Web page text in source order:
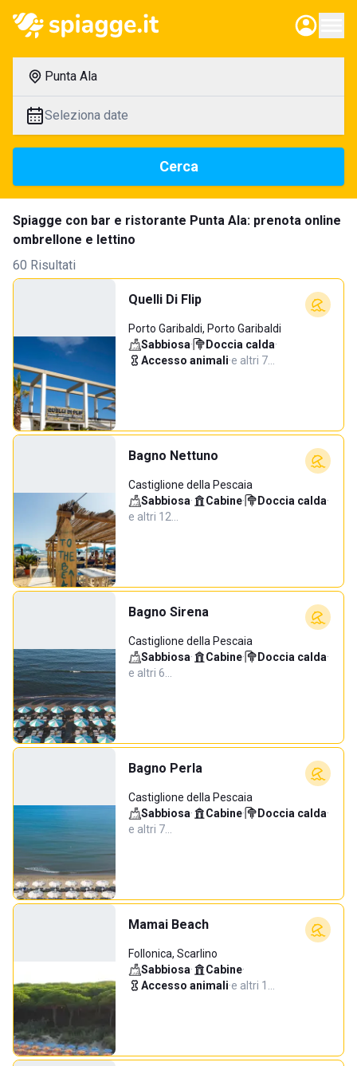
Punta Ala
Seleziona date
Cerca
Spiagge con bar e ristorante Punta Ala: prenota online
ombrellone e lettino
60 Risultati
Quelli Di Flip
Porto Garibaldi, Porto Garibaldi
Sabbiosa· Doccia calda·
Accesso animali·e altri 7…
Bagno Nettuno
Castiglione della Pescaia
Sabbiosa· Cabine· Doccia calda·
e altri 12…
Bagno Sirena
Castiglione della Pescaia
Sabbiosa· Cabine· Doccia calda·
e altri 6…
Bagno Perla
Castiglione della Pescaia
Sabbiosa· Cabine· Doccia calda·
e altri 7…
Mamai Beach
Follonica, Scarlino
Sabbiosa· Cabine·
Accesso animali·e altri 1…